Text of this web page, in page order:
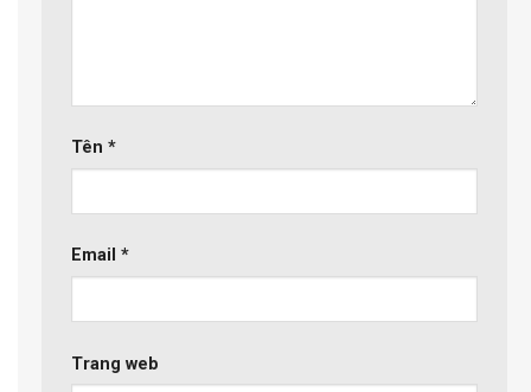
Tên *
Email *
Trang web